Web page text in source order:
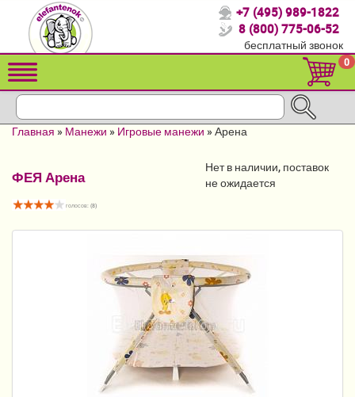
Спасибо, что выбрали нас!
Распродажа!
Детские коляски
Кровати для детей от 2-3 лет
Конверты, муфты
Летние товары
Постельные принадлежности
+7 (495) 989-1822
8 (800) 775-06-52
бесплатный звонок
0
Главная » Манежи » Игровые манежи »Арена
ФЕЯ Арена
голосов: (8)
Нет в наличии, поставок
не ожидается